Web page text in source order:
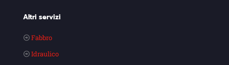
Altri servizi
Fabbro
Idraulico